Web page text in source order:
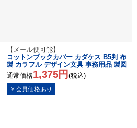
【メール便可能】
コットンブックカバー カダケス B5判 布
製 カラフル デザイン文具 事務用品 製図
通常価格1,375円 (税込)